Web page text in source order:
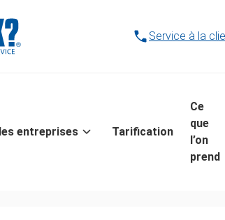
Service à la
entreprises Tarification
Ce
que
l’on
prend